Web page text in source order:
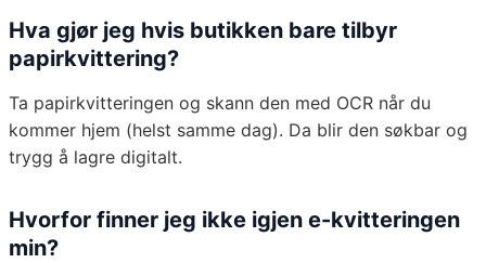
Hva gjør jeg hvis butikken bare tilbyr
papirkvittering?
Ta papirkvitteringen og skann den med OCR når du
kommer hjem (helst samme dag). Da blir den søkbar og
trygg å lagre digitalt.
Hvorfor finner jeg ikke igjen e-kvitteringen
min?